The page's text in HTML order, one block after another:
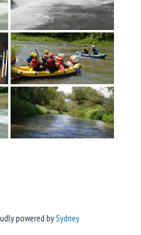
powered bySydney